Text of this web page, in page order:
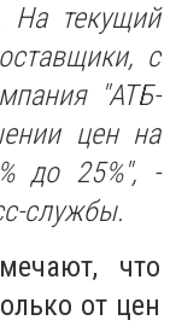
На текущий
с
"АТБ-
цен на
до 25%", -
службы.
что
от цен